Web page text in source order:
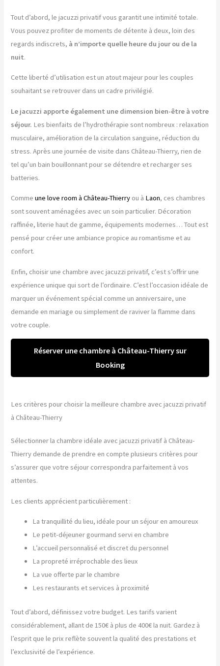
Tout d’abord, le jacuzzi privatif vous garantit une intimité totale.
Vous pouvez profiter de moments de détente à deux, loin des
regards indiscrets, à n’importe quelle heure du jour ou de la
nuit.
Cette liberté d’utilisation est un atout majeur pour les couples
souhaitant se retrouver dans un cadre privilégié.
Le jacuzzi apporte également une dimension bien-être à votre
séjour. Les bienfaits de l’hydrothérapie sont nombreux : relaxation
musculaire, amélioration de la circulation sanguine, réduction du
stress. Après une journée de visite dans Château-Thierry, rien de
tel qu’un bain bouillonnant pour se détendre et recharger ses
batteries.
Comme une love room à Château-Thierry ou à Laon, ces chambres
sont souvent aménagées avec un soin particulier. Décoration
raffinée, literie haut de gamme, équipements modernes… Tout est
pensé pour créer une ambiance propice au romantisme et au
confort.
Enfin, choisir une chambre avec jacuzzi privatif, c’est s’offrir une
expérience unique qui sort de l’ordinaire. C’est l’occasion idéale de
marquer un événement spécial comme un anniversaire, une
demande en mariage ou simplement de raviver la flamme dans
votre couple.
Réserver une chambre à Château-Thierry sur
Booking
Les critères pour choisir la meilleure chambre avec jacuzzi privatif
à Château-Thierry
Sélectionner la chambre idéale avec jacuzzi privatif à Château-
Thierry demande de prendre en compte plusieurs critères pour
s’assurer que votre séjour correspondra parfaitement à vos
attentes.
Les clients apprécient particulièrement :
La tranquillité du lieu, idéale pour un séjour en amoureux
Le petit-déjeuner gourmand servi en chambre
L’accueil personnalisé et discret du personnel
La propreté irréprochable des lieux
La vue offerte par le chambre
Les restaurants et services à proximité
Tout d’abord, définissez votre budget. Les tarifs varient
considérablement, allant de 150€ à plus de 400€ la nuit. Gardez à
l’esprit que le prix reflète souvent la qualité des prestations et
l’exclusivité de l’expérience.